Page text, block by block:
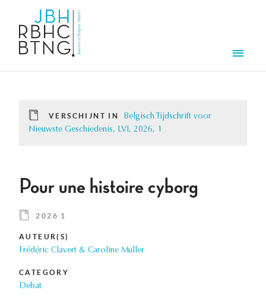
VERSCHIJNT IN
Belgisch Tijdschrift voor
Nieuwste Geschiedenis, LVI, 2026, 1
Pour une histoire cyborg
2026 1
AUTEUR(S)
Frédéric Clavert & Caroline Muller
CATEGORY
Debat